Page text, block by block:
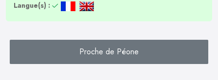
Langue(s) :
Proche de Péone